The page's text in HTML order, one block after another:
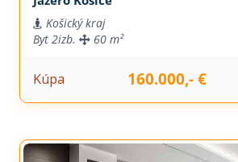
Košický kraj
Byt 2izb. 60 m²
Kúpa 160.000,- €